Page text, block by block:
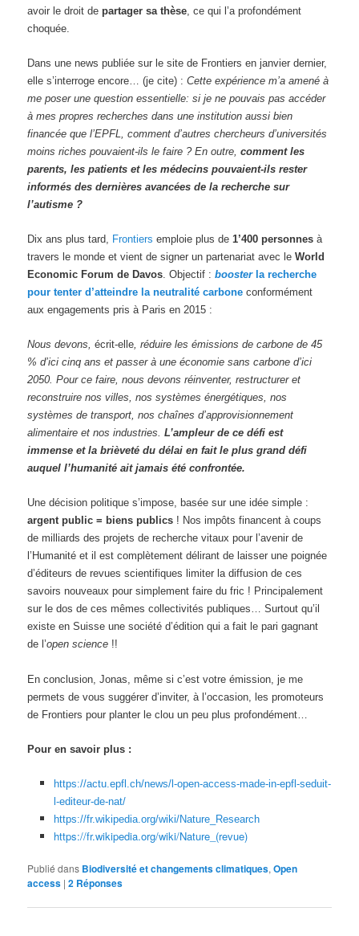
avoir le droit departager sa thèse , ce qui l’a profondément
choquée.
Dans une news publiée sur le site de Frontiers en janvier dernier,
elle s’interroge encore… (je cite) :Cette expérience m’a amené à
me poser une question essentielle: si je ne pouvais pas accéder
à mes propres recherches dans une institution aussi bien
financée que l’EPFL, comment d’autres chercheurs d’universités
moins riches pouvaient-ils le faire ? En outre,comment les
parents, les patients et les médecins pouvaient-ils rester
informés des dernières avancées de la recherche sur
l’autisme ?
Dix ans plus tard, Frontiers emploie plus de1’400 personnes à
travers le monde et vient de signer un partenariat avec leWorld
Economic Forum de Davos. Objectif :boosterla recherche
pour tenter d’atteindre la neutralité carbone conformément
aux engagements pris à Paris en 2015 :
Nous devons,écrit-elle, réduire les émissions de carbone de 45
% d’ici cinq ans et passer à une économie sans carbone d’ici
2050. Pour ce faire, nous devons réinventer, restructurer et
reconstruire nos villes, nos systèmes énergétiques, nos
systèmes de transport, nos chaînes d’approvisionnement
alimentaire et nos industries.L’ampleur de ce défi est
immense et la brièveté du délai en fait le plus grand défi
auquel l’humanité ait jamais été confrontée.
Une décision politique s’impose, basée sur une idée simple :
argent public = biens publics ! Nos impôts financent à coups
de milliards des projets de recherche vitaux pour l’avenir de
l’Humanité et il est complètement délirant de laisser une poignée
d’éditeurs de revues scientifiques limiter la diffusion de ces
savoirs nouveaux pour simplement faire du fric ! Principalement
sur le dos de ces mêmes collectivités publiques… Surtout qu’il
existe en Suisse une société d’édition qui a fait le pari gagnant
de l’open science !!
En conclusion, Jonas, même si c’est votre émission, je me
permets de vous suggérer d’inviter, à l’occasion, les promoteurs
de Frontiers pour planter le clou un peu plus profondément…
Pour en savoir plus :
https://actu.epfl.ch/news/l-open-access-made-in-epfl-seduit-
l-editeur-de-nat/
https://fr.wikipedia.org/wiki/Nature_Research
https://fr.wikipedia.org/wiki/Nature_(revue)
Publié dans Biodiversité et changements climatiques,Open
access |2 Réponses